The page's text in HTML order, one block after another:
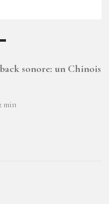
sonore: un Chinois
min